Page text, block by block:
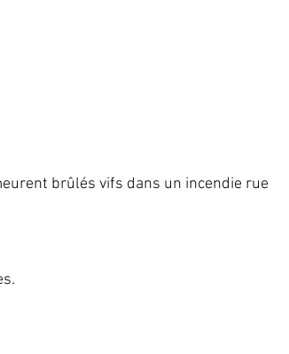
brûlés vifs dans un incendie rue